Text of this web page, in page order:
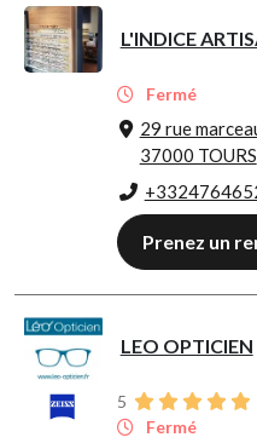
L'INDICE
Fermé
29 rue
37000 TOURS
Prenez un
LEO OPTICIEN
5
Fermé